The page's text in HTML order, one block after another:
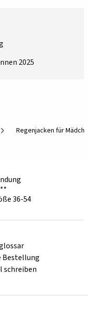
2025
Regenjacken für
36-54
Bestellung
schreiben